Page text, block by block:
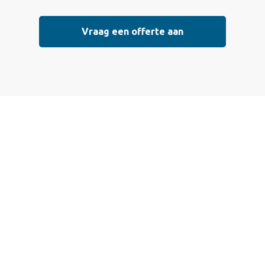
Vraag een offerte aan